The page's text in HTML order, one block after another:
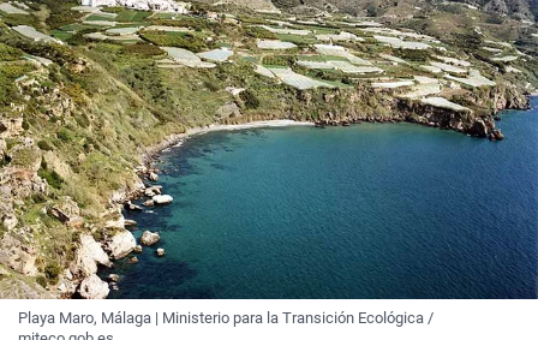
Playa Maro, Málaga | Ministerio para la Transición Ecológica /